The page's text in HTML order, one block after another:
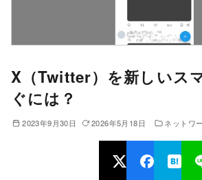
X（Twitter）を新しいス
ぐには？
2023年9月30日 2026年5月18日 ネットワ